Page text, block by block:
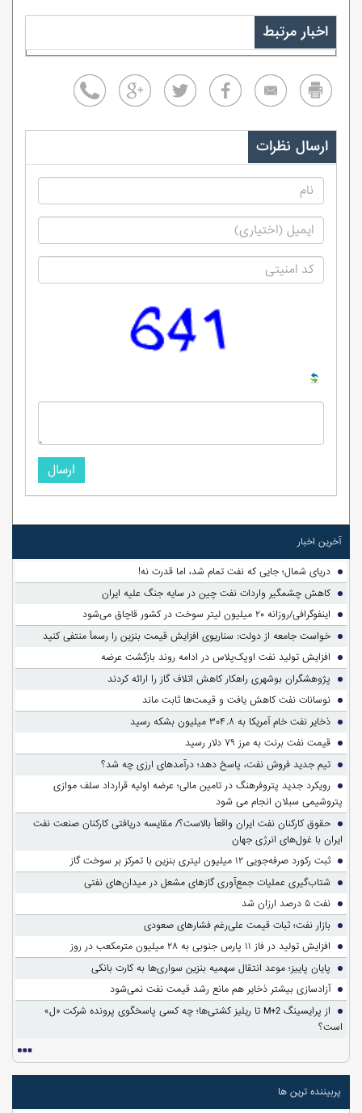
اخبار مرتبط
ارسال نظرات
ارسال
آخرین اخبار
دریای شمال؛ جایی که نفت تمام شد، اما قدرت نه!
کاهش چشمگیر واردات نفت چین در سایه جنگ علیه ایران
اینفوگرافی/روزانه ۲۰ میلیون لیتر سوخت در کشور قاچاق می‌شود
خواست جامعه از دولت: سناریوی افزایش قیمت بنزین را رسماً منتفی کنید
افزایش تولید نفت اوپک‌پلاس در ادامه روند بازگشت عرضه
پژوهشگران بوشهری راهکار کاهش اتلاف گاز را ارائه کردند
نوسانات نفت کاهش یافت و قیمت‌ها ثابت ماند
ذخایر نفت خام آمریکا به ۳۰۴.۸ میلیون بشکه رسید
قیمت نفت برنت به مرز ۷۹ دلار رسید
تیم جدید فروش نفت، پاسخ دهد؛ درآمدهای ارزی چه شد؟
رویکرد جدید پتروفرهنگ در تامین مالی؛ عرضه اولیه قرارداد سلف موازی
پتروشیمی سبلان انجام می شود
حقوق کارکنان نفت ایران واقعاً بالاست؟/ مقایسه دریافتی کارکنان صنعت نفت
ایران با غول‌های انرژی جهان
ثبت رکورد صرفه‌جویی ۱۲ میلیون لیتری بنزین با تمرکز بر سوخت گاز
شتاب‌گیری عملیات جمع‌آوری گازهای مشعل در میدان‌های نفتی
نفت ۵ درصد ارزان شد
بازار نفت؛ ثبات قیمت علی‌رغم فشارهای صعودی
افزایش تولید در فاز ۱۱ پارس جنوبی به ۲۸ میلیون مترمکعب در روز
پایان پاییز؛ موعد انتقال سهمیه بنزین سواری‌ها به کارت بانکی
آزادسازی بیشتر ذخایر هم مانع رشد قیمت نفت نمی‌شود
از پرایسینگ M+2 تا ریلیز کشتی‌ها؛ چه کسی پاسخگوی پرونده شرکت «ل»
است؟
پربیننده ترین ها